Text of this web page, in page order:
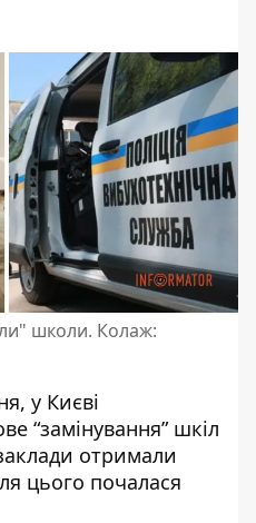
школи. Колаж:
у Києві
“замінування” шкіл
отримали
цього почалася